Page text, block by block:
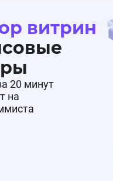
витрин
20 минут
на